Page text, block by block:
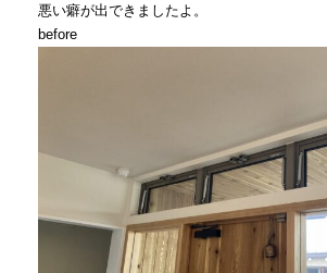
悪い癖が出できましたよ。
before